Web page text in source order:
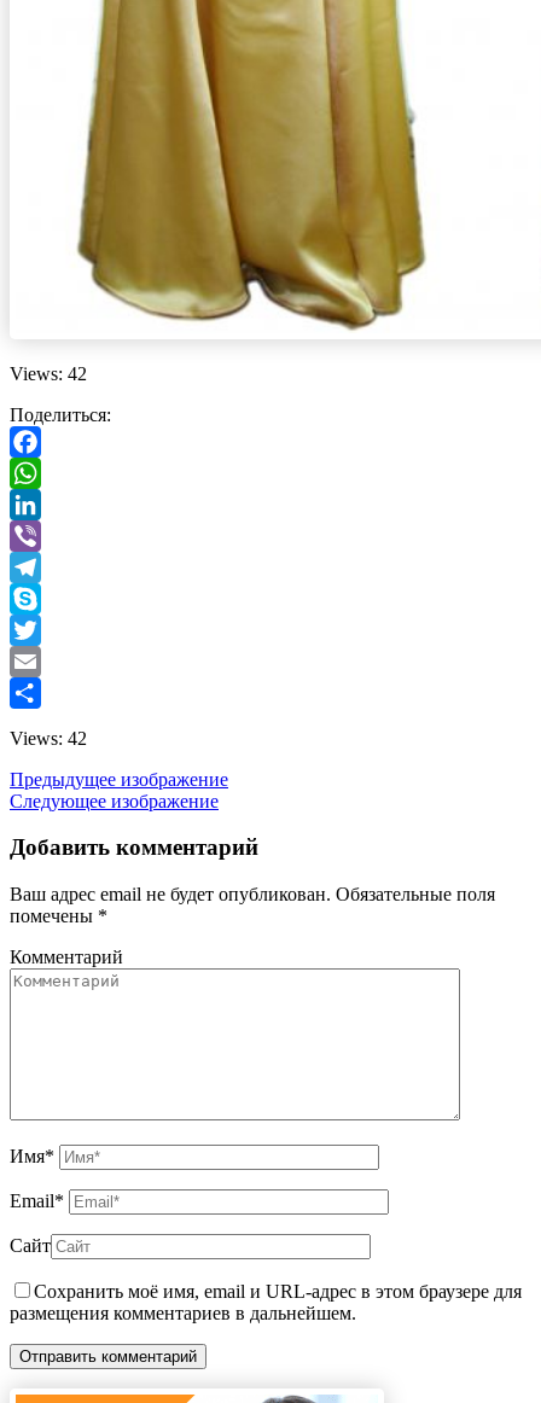
Views: 42
Поделиться:
Facebook
WhatsApp
LinkedIn
Viber
Telegram
Skype
Twitter
Email
Views: 42
Предыдущее изображение
Следующее изображение
Добавить комментарий
Ваш адрес email не будет опубликован. Обязательные поля
помечены *
Комментарий
Имя*
Email*
Сайт
Сохранить моё имя, email и URL-адрес в этом браузере для
размещения комментариев в дальнейшем.